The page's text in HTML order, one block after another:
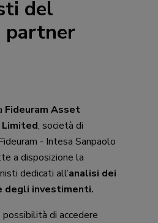
del
partner
Fideuram Asset
Limited, società di
- Intesa Sanpaolo
a disposizione la
dedicati all’analisi dei
degli investimenti.
di accedere